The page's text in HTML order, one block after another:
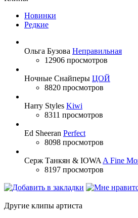
Новинки
Редкие
Ольга Бузова Неправильная
12906 просмотров
Ночные Снайперы ЦОЙ
8820 просмотров
Harry Styles Kiwi
8311 просмотров
Ed Sheeran Perfect
8098 просмотров
Серж Танкян & IOWA A Fine
8197 просмотров
Другие клипы артиста